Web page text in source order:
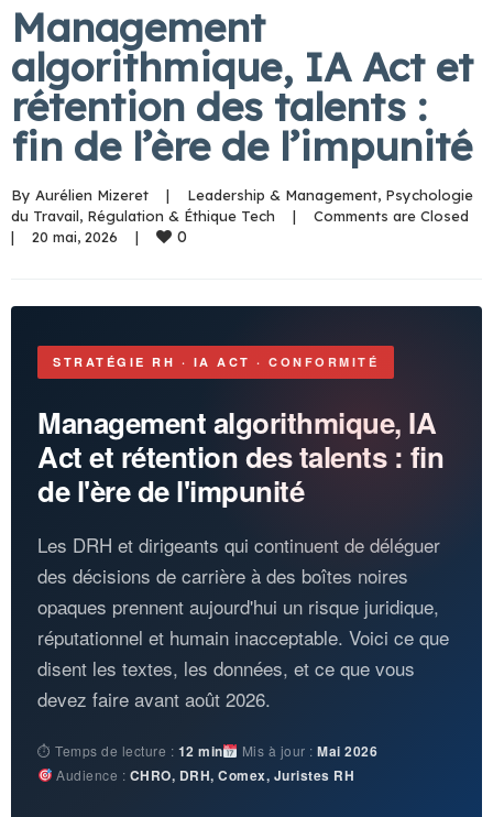
Management
algorithmique, IA Act et
rétention des talents :
fin de l’ère de l’impunité
By Aurélien Mizeret | Leadership & Management, Psychologie
du Travail, Régulation & Éthique Tech |
Comments are Closed
|
20 mai, 2026 | 0
STRATÉGIE RH · IA ACT · CONFORMITÉ
Management algorithmique, IA
Act et rétention des talents : fin
de l'ère de l'impunité
Les DRH et dirigeants qui continuent de déléguer
des décisions de carrière à des boîtes noires
opаques prennent aujourd'hui un risque juridique,
réputationnel et humain inacceptable. Voici ce que
disent les textes, les données, et ce que vous
devez faire avant août 2026.
⏱ Temps de lecture : 12 min Mis à jour :Mai 2026
Audience : CHRO, DRH, Comex, Juristes RH